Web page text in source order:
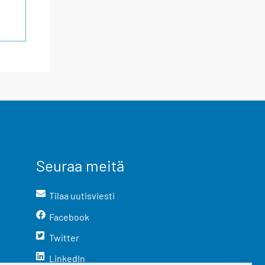
Seuraa meitä
Tilaa uutisviesti
Facebook
Twitter
LinkedIn